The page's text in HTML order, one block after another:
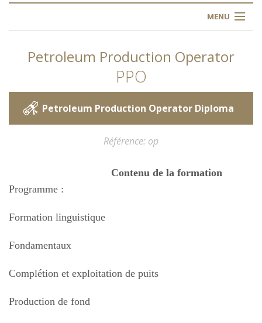
MENU
NOS FORMATIONS
L'INSTITUT
FAQ
CONTACT
ARTICLES
Petroleum Production Operator
PPO
Petroleum Production Operator Diploma
Référence op
Contenu de la formation
Programme :
Formation linguistique
Fondamentaux
Complétion et exploitation de puits
Production de fond